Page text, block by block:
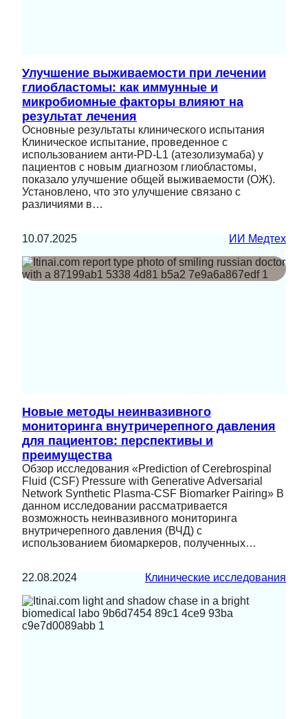
Улучшение выживаемости при лечении
глиобластомы: как иммунные и
микробиомные факторы влияют на
результат лечения
Основные результаты клинического испытания
Клиническое испытание, проведенное с
использованием анти-PD-L1 (атезолизумаба) у
пациентов с новым диагнозом глиобластомы,
показало улучшение общей выживаемости (ОЖ).
Установлено, что это улучшение связано с
различиями в…
10.07.2025 ИИ Медтех
Новые методы неинвазивного
мониторинга внутричерепного давления
для пациентов: перспективы и
преимущества
Обзор исследования «Prediction of Cerebrospinal
Fluid (CSF) Pressure with Generative Adversarial
Network Synthetic Plasma-CSF Biomarker Pairing» В
данном исследовании рассматривается
возможность неинвазивного мониторинга
внутричерепного давления (ВЧД) с
использованием биомаркеров, полученных…
22.08.2024 Клинические исследования